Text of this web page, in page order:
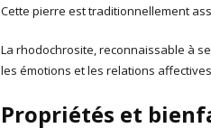
Cette pierre est traditionnellement
La rhodochrosite, reconnaissable à
les émotions et les relations
Propriétés et